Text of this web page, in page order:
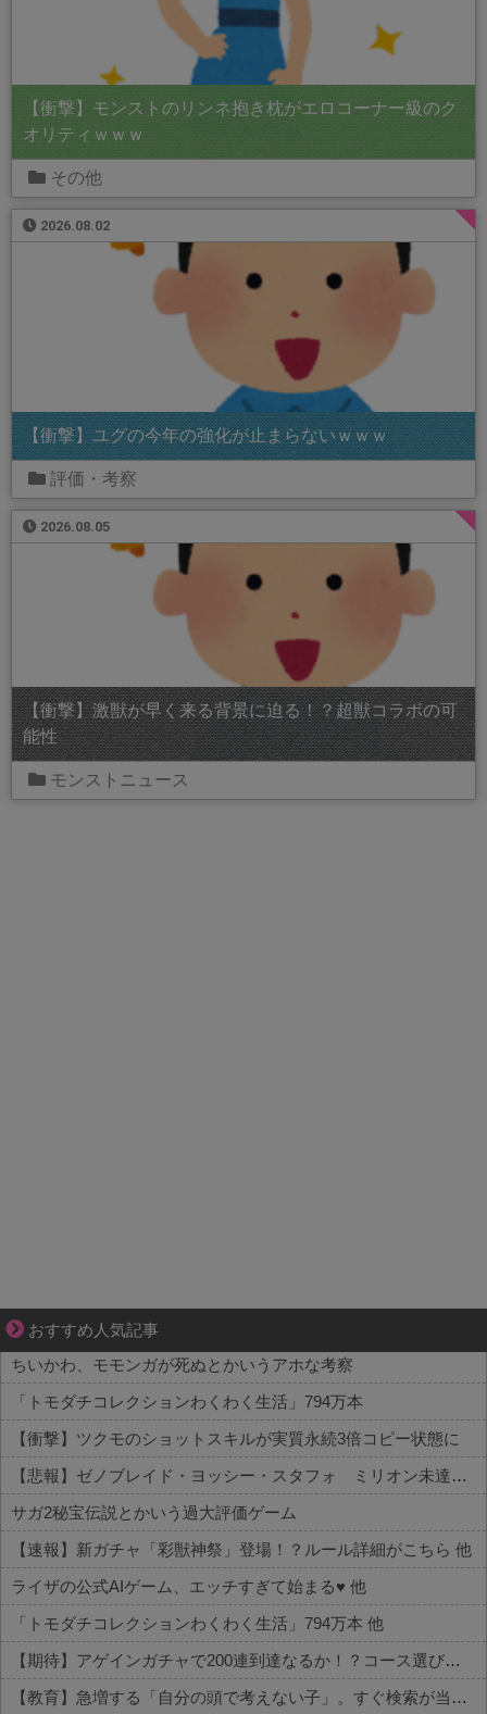
【衝撃】モンストのリンネ抱き枕がエロコーナー級のク
オリティｗｗｗ
その他
2026.08.02
【衝撃】ユグの今年の強化が止まらないｗｗｗ
評価・考察
2026.08.05
【衝撃】激獣が早く来る背景に迫る！？超獣コラボの可
能性
モンストニュース
おすすめ人気記事
ぜんぶ私が中心、そう思った瞬間から歪み出す
ちいかわ、モモンガが死ぬとかいうアホな考察
「トモダチコレクションわくわく生活」794万本
【衝撃】ツクモのショットスキルが実質永続3倍コピー状態に
【悲報】ゼノブレイド・ヨッシー・スタフォ ミリオン未達・・・
サガ2秘宝伝説とかいう過大評価ゲーム
【速報】新ガチャ「彩獣神祭」登場！？ルール詳細がこちら 他
ライザの公式AIゲーム、エッチすぎて始まる♥ 他
「トモダチコレクションわくわく生活」794万本 他
【期待】アゲインガチャで200連到達なるか！？コース選びの行方 他
【教育】急増する「自分の頭で考えない子」。すぐ検索が当たり前に…スマホ時代の“親切すぎる教育”が奪った力 他